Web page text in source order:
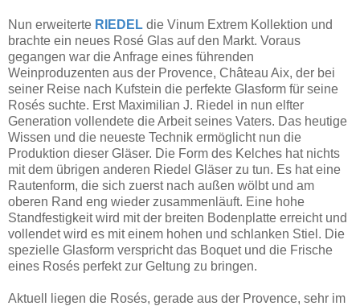
Nun erweiterte RIEDEL die Vinum Extrem Kollektion und
brachte ein neues Rosé Glas auf den Markt. Voraus
gegangen war die Anfrage eines führenden
Weinproduzenten aus der Provence, Château Aix, der bei
seiner Reise nach Kufstein die perfekte Glasform für seine
Rosés suchte. Erst Maximilian J. Riedel in nun elfter
Generation vollendete die Arbeit seines Vaters. Das heutige
Wissen und die neueste Technik ermöglicht nun die
Produktion dieser Gläser. Die Form des Kelches hat nichts
mit dem übrigen anderen Riedel Gläser zu tun. Es hat eine
Rautenform, die sich zuerst nach außen wölbt und am
oberen Rand eng wieder zusammenläuft. Eine hohe
Standfestigkeit wird mit der breiten Bodenplatte erreicht und
vollendet wird es mit einem hohen und schlanken Stiel. Die
spezielle Glasform verspricht das Boquet und die Frische
eines Rosés perfekt zur Geltung zu bringen.
Aktuell liegen die Rosés, gerade aus der Provence, sehr im